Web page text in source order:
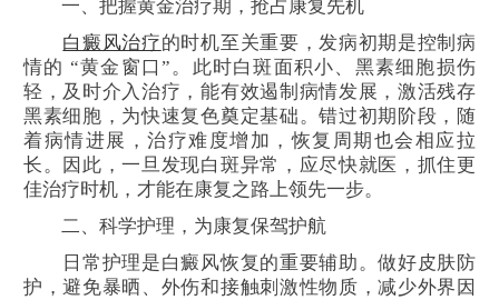
一、把握黄金治疗期，抢占康复先机
白癜风治疗的时机至关重要，发病初期是控制病
情的 “黄金窗口”。此时白斑面积小、黑素细胞损伤
轻，及时介入治疗，能有效遏制病情发展，激活残存
黑素细胞，为快速复色奠定基础。错过初期阶段，随
着病情进展，治疗难度增加，恢复周期也会相应拉
长。因此，一旦发现白斑异常，应尽快就医，抓住更
佳治疗时机，才能在康复之路上领先一步。
二、科学护理，为康复保驾护航
日常护理是白癜风恢复的重要辅助。做好皮肤防
护，避免暴晒、外伤和接触刺激性物质，减少外界因